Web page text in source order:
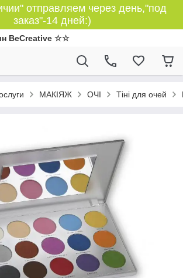
отправляем через день,"под
заказ"-14 дней:)
BeCreative ☆☆
МАКІЯЖ ОЧІ Тіні для очей